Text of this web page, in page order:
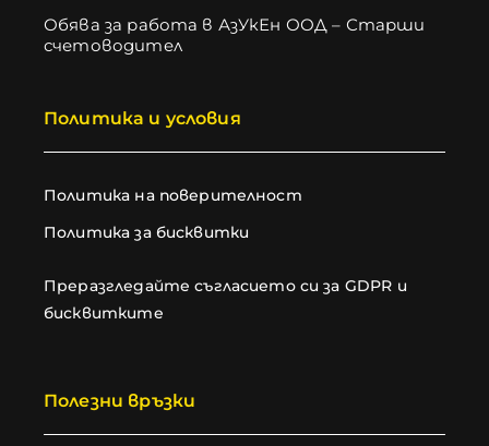
Обява за работа в АзУкЕн ООД – Старши
счетоводител
Политика и условия
Политика на поверителност
Политика за бисквитки
Преразгледайте съгласието си за GDPR и
бисквитките
Полезни връзки